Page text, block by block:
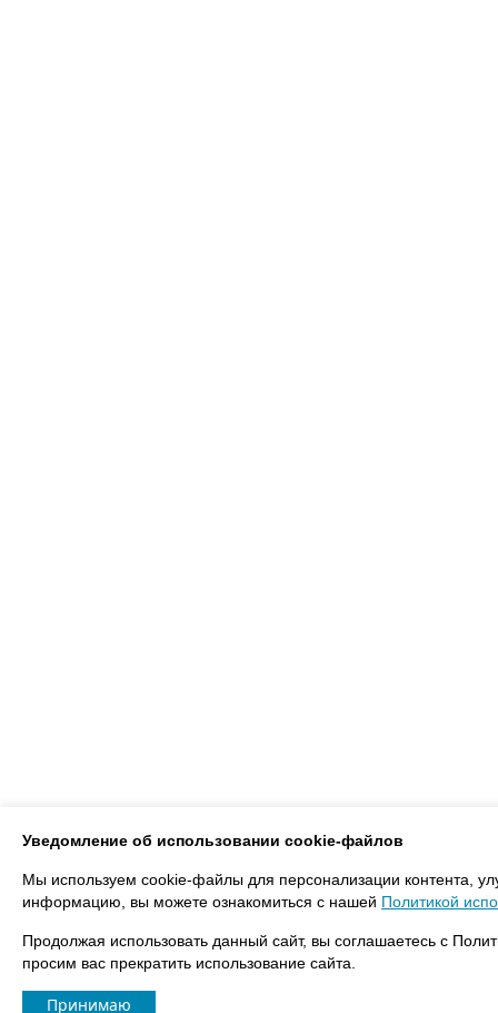
Уведомление об использовании cookie-файлов
Мы используем cookie-файлы для персонализации контента,
информацию, вы можете ознакомиться с нашей Политикой
Продолжая использовать данный сайт, вы соглашаетесь с
просим вас прекратить использование сайта.
Принимаю